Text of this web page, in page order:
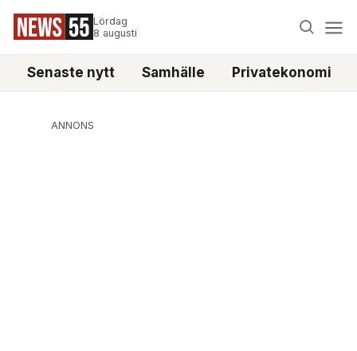
Lördag
8 augusti
Senaste nytt Samhälle Privatekonomi
ANNONS